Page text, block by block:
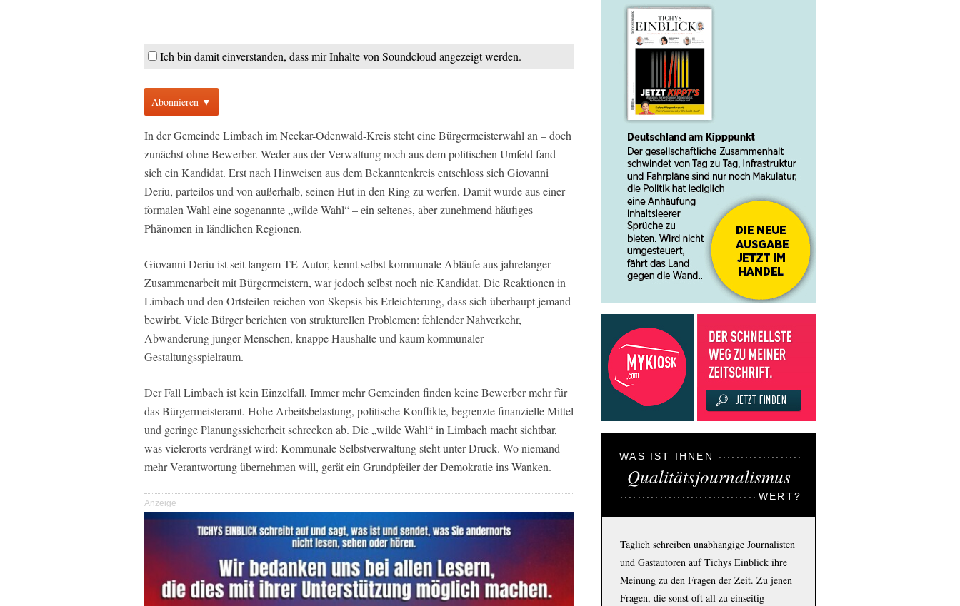
Ich bin damit einverstanden, dass mir Inhalte von Soundcloud angezeigt werden.
Abonnieren ▼
In der Gemeinde Limbach im Neckar-Odenwald-Kreis steht eine Bürgermeisterwahl an – doch
zunächst ohne Bewerber. Weder aus der Verwaltung noch aus dem politischen Umfeld fand
sich ein Kandidat. Erst nach Hinweisen aus dem Bekanntenkreis entschloss sich Giovanni
Deriu, parteilos und von außerhalb, seinen Hut in den Ring zu werfen. Damit wurde aus einer
formalen Wahl eine sogenannte „wilde Wahl“ – ein seltenes, aber zunehmend häufiges
Phänomen in ländlichen Regionen.
Giovanni Deriu ist seit langem TE-Autor, kennt selbst kommunale Abläufe aus jahrelanger
Zusammenarbeit mit Bürgermeistern, war jedoch selbst noch nie Kandidat. Die Reaktionen in
Limbach und den Ortsteilen reichen von Skepsis bis Erleichterung, dass sich überhaupt jemand
bewirbt. Viele Bürger berichten von strukturellen Problemen: fehlender Nahverkehr,
Abwanderung junger Menschen, knappe Haushalte und kaum kommunaler
Gestaltungsspielraum.
Der Fall Limbach ist kein Einzelfall. Immer mehr Gemeinden finden keine Bewerber mehr für
das Bürgermeisteramt. Hohe Arbeitsbelastung, politische Konflikte, begrenzte finanzielle Mittel
und geringe Planungssicherheit schrecken ab. Die „wilde Wahl“ in Limbach macht sichtbar,
was vielerorts verdrängt wird: Kommunale Selbstverwaltung steht unter Druck. Wo niemand
mehr Verantwortung übernehmen will, gerät ein Grundpfeiler der Demokratie ins Wanken.
Anzeige
WAS IST IHNEN
Qualitätsjournalismus
WERT?
Täglich schreiben unabhängige Journalisten
und Gastautoren auf Tichys Einblick ihre
Meinung zu den Fragen der Zeit. Zu jenen
Fragen, die sonst oft all zu einseitig